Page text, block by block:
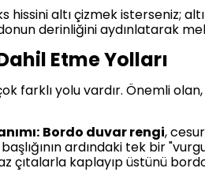
hissini altı çizmek isterseniz;
derinliğini aydınlatarak
Etme Yolları
farklı yolu vardır. Önemli
Bordo duvar rengi,
ardındaki tek bir
çıtalarla kaplayıp üstünü